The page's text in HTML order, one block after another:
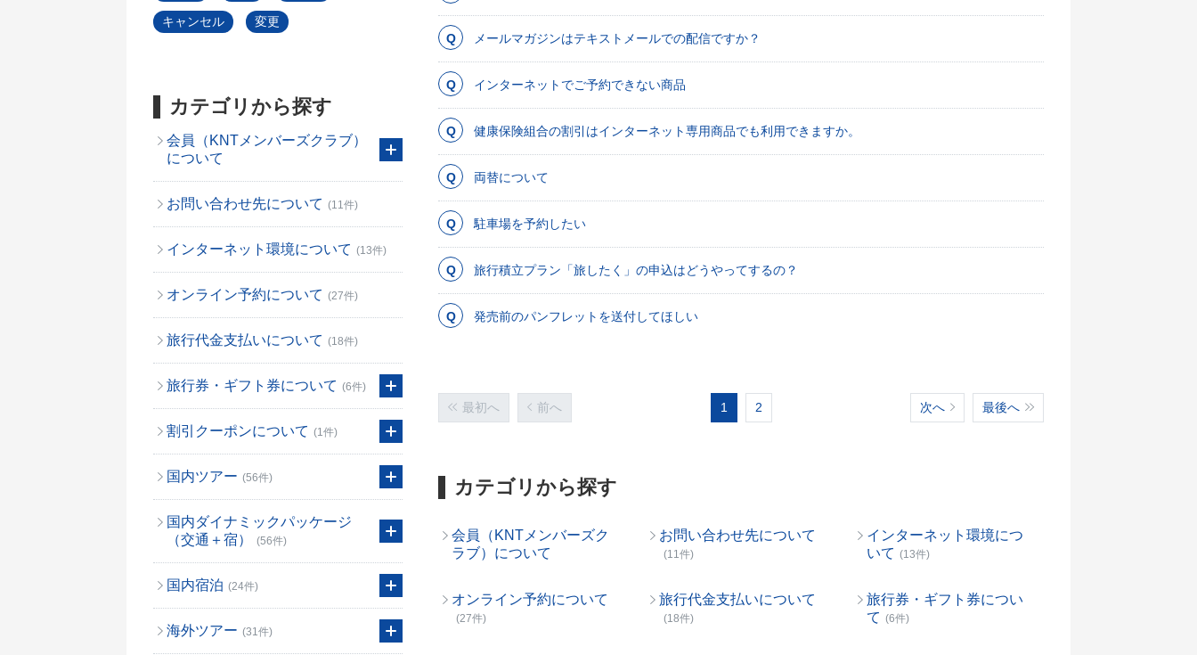
キャンセル 変更
カテゴリから探す
会員（KNTメンバーズクラブ）
について
お問い合わせ先について (11件)
インターネット環境について (13件)
オンライン予約について (27件)
旅行代金支払いについて (18件)
旅行券・ギフト券について (6件)
割引クーポンについて (1件)
国内ツアー (56件)
国内ダイナミックパッケージ
（交通＋宿）
(56件)
国内宿泊 (24件)
海外ツアー (31件)
メールマガジンはテキストメールでの配信ですか？
インターネットでご予約できない商品
健康保険組合の割引はインターネット専用商品でも利用できますか。
両替について
駐車場を予約したい
旅行積立プラン「旅したく」の申込はどうやってするの？
発売前のパンフレットを送付してほしい
最初へ 前へ 1 2 次へ 最後へ
カテゴリから探す
会員（KNTメンバーズク
ラブ）について
お問い合わせ先について
(11件)
インターネット環境につ
いて (13件)
オンライン予約について
(27件)
旅行代金支払いについて
(18件)
旅行券・ギフト券につい
て (6件)